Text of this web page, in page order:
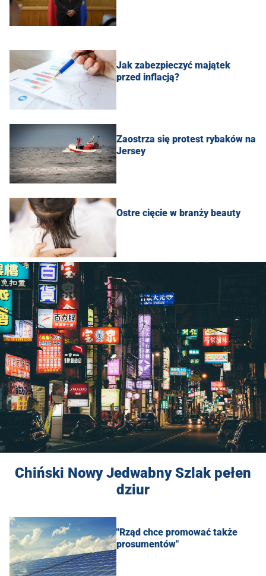
Jak zabezpieczyć majątek
przed inflacją?
Zaostrza się protest rybaków na
Jersey
Ostre cięcie w branży beauty
Chiński Nowy Jedwabny Szlak pełen
dziur
"Rząd chce promować także
prosumentów"